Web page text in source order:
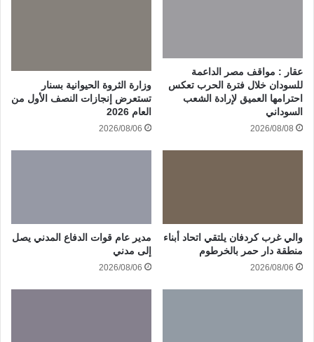
عقار : مواقف مصر الداعمة
للسودان خلال فترة الحرب تعكس
احترامها العميق لإرادة الشعب
السوداني
2026/08/08
وزارة الثروة الحيوانية بسنار
تستعرض إنجازات النصف الأول من
العام 2026
2026/08/06
والي غرب كردفان يلتقي اتحاد أبناء
منطقة دار حمر بالخرطوم
2026/08/06
مدير عام قوات الدفاع المدني يصل
إلى مدني
2026/08/06